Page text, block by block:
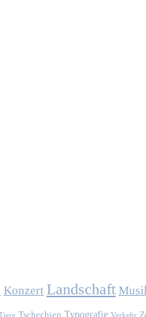
Konzert Landschaft
Tschechien Typografie Verkehr